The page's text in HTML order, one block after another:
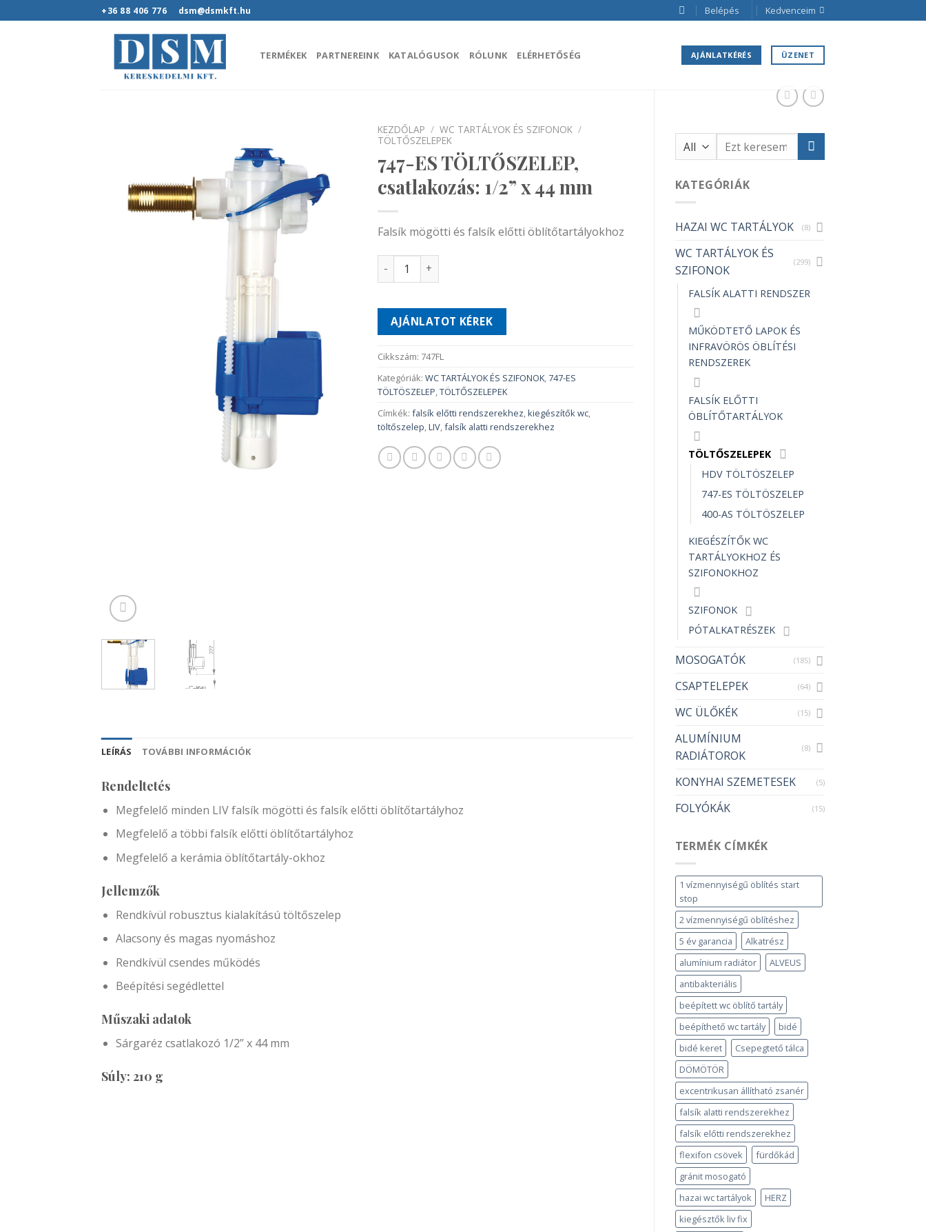
to
+36 88 406 776 dsm@dsmkft.hu Belépés Kedvenceim
TERMÉKEK PARTNEREINK KATALÓGUSOK RÓLUNK ELÉRHETŐSÉG AJÁNLATKÉRÉS ÜZENET
Keresés
a
KATEGÓRIÁK
HAZAI WC TARTÁLYOK (8)
WC TARTÁLYOK ÉS
SZIFONOK
(299)
FALSÍK ALATTI RENDSZER
MŰKÖDTETŐ LAPOK ÉS
INFRAVÖRÖS ÖBLÍTÉSI
RENDSZEREK
FALSÍK ELŐTTI
ÖBLÍTŐTARTÁLYOK
TÖLTŐSZELEPEK
HDV TÖLTÖSZELEP
747-ES TÖLTÖSZELEP
400-AS TÖLTÖSZELEP
KIEGÉSZÍTŐK WC
TARTÁLYOKHOZ ÉS
SZIFONOKHOZ
SZIFONOK
PÓTALKATRÉSZEK
MOSOGATÓK (185)
CSAPTELEPEK (64)
WC ÜLŐKÉK (15)
ALUMÍNIUM
RADIÁTOROK
(8)
KONYHAI SZEMETESEK (5)
FOLYÓKÁK (15)
TERMÉK CÍMKÉK
1 vízmennyiségű öblítés start
stop
2 vízmennyiségű öblítéshez
5 év garancia
Alkatrész
alumínium radiátor
ALVEUS
antibakteriális
beépített wc öblítő tartály
beépíthető wc tartály
bidé
bidé keret
Csepegtető tálca
DÖMÖTÖR
excentrikusan állítható zsanér
falsík alatti rendszerekhez
falsík előtti rendszerekhez
flexifon csövek
fürdőkád
gránit mosogató
hazai wc tartályok
HERZ
kiegésztők liv fix
Hozzáadás a
kedvencekhez
KEZDŐLAP / WC TARTÁLYOK ÉS SZIFONOK /
TÖLTŐSZELEPEK
747-ES TÖLTŐSZELEP,
csatlakozás: 1/2” x 44 mm
Falsík mögötti és falsík előtti öblítőtartályokhoz
747-ES TÖLTŐSZELEP, csatlakozás: 1/2” x 44 mm mennyiség
AJÁNLATOT KÉREK
Cikkszám: 747FL
Kategóriák: WC TARTÁLYOK ÉS SZIFONOK, 747-ES
TÖLTÖSZELEP,TÖLTŐSZELEPEK
Címkék: falsík előtti rendszerekhez,kiegészítők wc,
töltőszelep,LIV,falsík alatti rendszerekhez
LEÍRÁS TOVÁBBI INFORMÁCIÓK
Rendeltetés
Megfelelő minden LIV falsík mögötti és falsík előtti öblítőtartályhoz
Megfelelő a többi falsík előtti öblítőtartályhoz
Megfelelő a kerámia öblítőtartály-okhoz
Jellemzők
Rendkívül robusztus kialakítású töltőszelep
Alacsony és magas nyomáshoz
Rendkívül csendes működés
Beépítési segédlettel
Műszaki adatok
Sárgaréz csatlakozó 1/2” x 44 mm
Súly: 210 g